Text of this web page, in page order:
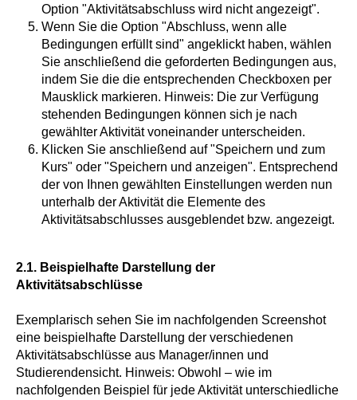
Option "Aktivitätsabschluss wird nicht angezeigt".
Wenn Sie die Option "Abschluss, wenn alle
Bedingungen erfüllt sind" angeklickt haben, wählen
Sie anschließend die geforderten Bedingungen aus,
indem Sie die die entsprechenden Checkboxen per
Mausklick markieren. Hinweis: Die zur Verfügung
stehenden Bedingungen können sich je nach
gewählter Aktivität voneinander unterscheiden.
Klicken Sie anschließend auf "Speichern und zum
Kurs" oder "Speichern und anzeigen". Entsprechend
der von Ihnen gewählten Einstellungen werden nun
unterhalb der Aktivität die Elemente des
Aktivitätsabschlusses ausgeblendet bzw. angezeigt.
2.1. Beispielhafte Darstellung der
Aktivitätsabschlüsse
Exemplarisch sehen Sie im nachfolgenden Screenshot
eine beispielhafte Darstellung der verschiedenen
Aktivitätsabschlüsse aus Manager/innen und
Studierendensicht. Hinweis: Obwohl – wie im
nachfolgenden Beispiel für jede Aktivität unterschiedliche